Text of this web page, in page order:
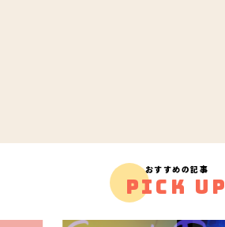
おすすめの記事
PICK UP